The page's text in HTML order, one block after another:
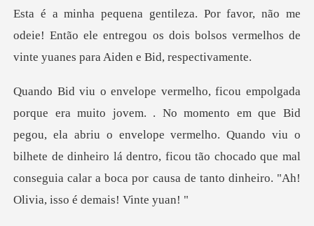
Esta é a minha pequena genti
pegou, ela abriu o envelope vermelho. Quando viu o
bilhete de dinheiro lá dentro, ficou tão chocado